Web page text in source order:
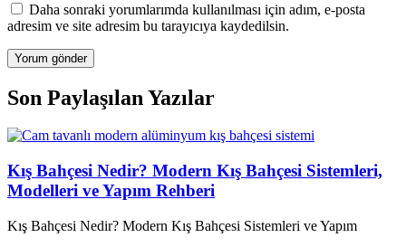
Daha sonraki yorumlarımda kullanılması için adım, e-posta
adresim ve site adresim bu tarayıcıya kaydedilsin.
Son Paylaşılan Yazılar
Kış Bahçesi Nedir? Modern Kış Bahçesi Sistemleri,
Modelleri ve Yapım Rehberi
Kış Bahçesi Nedir? Modern Kış Bahçesi Sistemleri ve Yapım